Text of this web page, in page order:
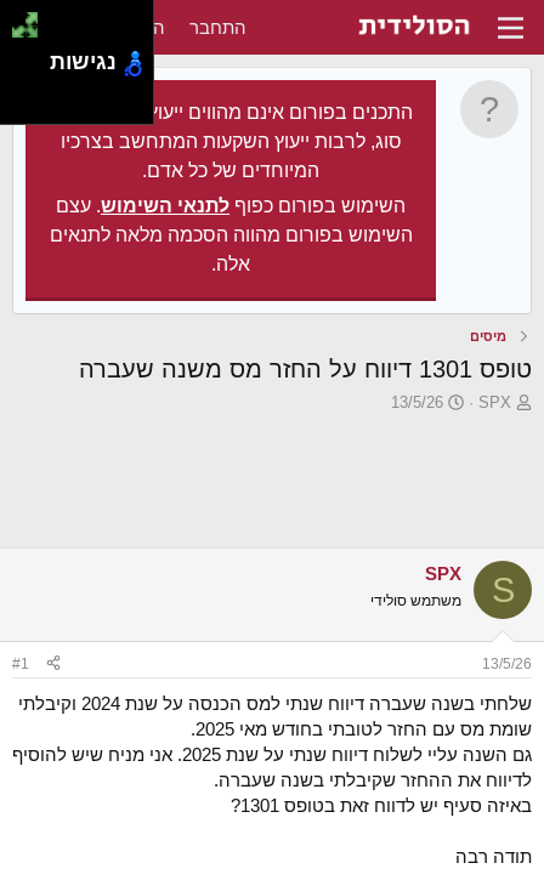
התחבר הירשם
התכנים בפורום אינם מהווים ייעוץ מקצועי מכל
סוג, לרבות ייעוץ השקעות המתחשב בצרכיו
המיוחדים של כל אדם.
השימוש בפורום כפוף לתנאי השימוש. עצם
השימוש בפורום מהווה הסכמה מלאה לתנאים
אלה.
מיסים
טופס 1301 דיווח על החזר מס משנה שעברה
פ
א
SPX
פ
ר
י
13/5/26
S
SPX
משתמש סולידי
13/5/26
#1
שלחתי בשנה שעברה דיווח שנתי למס הכנסה על שנת 2024 וקיבלתי
שומת מס עם החזר לטובתי בחודש מאי 2025.
גם השנה עליי לשלוח דיווח שנתי על שנת 2025. אני מניח שיש להוסיף
לדיווח את ההחזר שקיבלתי בשנה שעברה.
באיזה סעיף יש לדווח זאת בטופס 1301?
תודה רבה
נגישות